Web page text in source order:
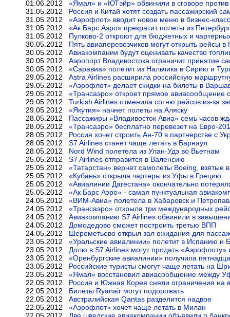
01.06.2012 «Ямал» и «ЮТэйр» обвинили в сговоре против
31.05.2012 Россия и Китай хотят создать пассажирский
31.05.2012 «Аэрофлот» вводит новое меню в бизнес-
31.05.2012 «Ак Барс Аэро» прекратит полеты из
31.05.2012 Пулково-2 откроют для бюджетных и
30.05.2012 Пять авиаперевозчиков могут открыть рейсы
30.05.2012 Авиакомпании будут оценивать качество
30.05.2012 Аэропорт Владивостока ограничит принятие
30.05.2012 «Саравиа» полетит из Нальчика в Сирию и
29.05.2012 Astra Airlines расширила российскую
29.05.2012 «Аэрофлот» делает скидки на билеты в
29.05.2012 «Трансаэро» откроет прямое авиасообщение
29.05.2012 Turkish Airlines отменила сотню рейсов из-за
29.05.2012 «Якутия» начнет полеты на Аляску
28.05.2012 Пассажиры «Владивосток Авиа» семь часов
28.05.2012 «Трансаэро» бесплатно перевезет на Евро-
28.05.2012 Россия хочет строить Ан-70 в партнерстве с
28.05.2012 S7 Airlines станет чаще летать в Барнаул
28.05.2012 Nord Wind полетела из Улан-Удэ во Вьетнам
25.05.2012 S7 Airlines отправится в Валенсию
25.05.2012 «Татарстан» вернет самолеты Boeing, взятые
25.05.2012 «Кубань» открыла чартеры из Уфы в Грецию
25.05.2012 «Авиалинии Дагестана» окончательно
25.05.2012 «Ак Барс Аэро» - самая пунктуальная
24.05.2012 «ВИМ-Авиа» полетела в Хабаровск и
24.05.2012 «Трансаэро» открыла три международных
24.05.2012 Авиакомпанию S7 Airlines обвинили в
24.05.2012 Домодедово сможет построить третью ВПП
24.05.2012 Шереметьево открыл зал ожидания для
23.05.2012 «Уральские авиалинии» полетит в Испанию и
23.05.2012 Долю в S7 Airlines могут продать «Аэрофлоту»
23.05.2012 «Оренбургские авиалинии» получила
23.05.2012 Российские туристы смогут чаще летать на
23.05.2012 «Ямал» восстановил авиасообщение между
22.05.2012 Россия и Южная Корея сняли ограничения на
22.05.2012 Билеты Ryanair могут подорожать
22.05.2012 Австралийская Qantas разделится надвое
22.05.2012 «Аэрофлот» хочет чаще летать в Милан